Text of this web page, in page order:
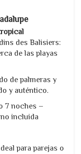
des Balisiers:
de las playas
de palmeras y
y auténtico.
7 noches –
incluida
para parejas o